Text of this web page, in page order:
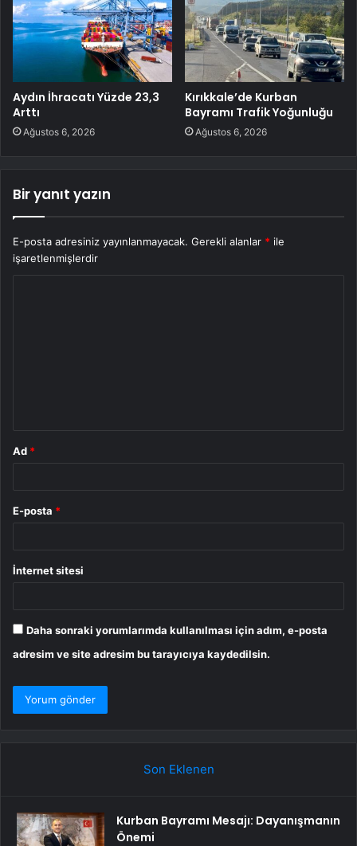
Aydın İhracatı Yüzde 23,3
Arttı
Ağustos 6, 2026
Kırıkkale’de Kurban
Bayramı Trafik Yoğunluğu
Ağustos 6, 2026
Bir yanıt yazın
E-posta adresiniz yayınlanmayacak. Gerekli alanlar * ile
işaretlenmişlerdir
Ad *
E-posta *
İnternet sitesi
Daha sonraki yorumlarımda kullanılması için adım, e-posta
adresim ve site adresim bu tarayıcıya kaydedilsin.
Son Eklenen
Kurban Bayramı Mesajı: Dayanışmanın
Önemi